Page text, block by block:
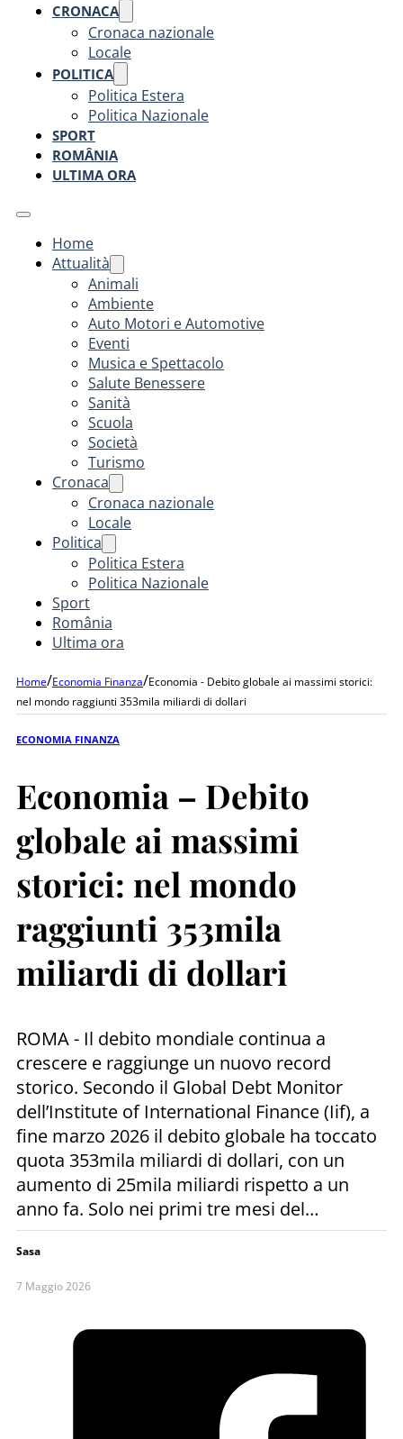
CRONACA
Cronaca nazionale
Locale
POLITICA
Politica Estera
Politica Nazionale
SPORT
ROMÂNIA
ULTIMA ORA
Home
Attualità
Animali
Ambiente
Auto Motori e Automotive
Eventi
Musica e Spettacolo
Salute Benessere
Sanità
Scuola
Società
Turismo
Cronaca
Cronaca nazionale
Locale
Politica
Politica Estera
Politica Nazionale
Sport
România
Ultima ora
Home/Economia Finanza/Economia - Debito globale ai massimi storici:
nel mondo raggiunti 353mila miliardi di dollari
ECONOMIA FINANZA
Economia – Debito
globale ai massimi
storici: nel mondo
raggiunti 353mila
miliardi di dollari
ROMA - Il debito mondiale continua a
crescere e raggiunge un nuovo record
storico. Secondo il Global Debt Monitor
dell’Institute of International Finance (Iif), a
fine marzo 2026 il debito globale ha toccato
quota 353mila miliardi di dollari, con un
aumento di 25mila miliardi rispetto a un
anno fa. Solo nei primi tre mesi del…
Sasa
7 Maggio 2026